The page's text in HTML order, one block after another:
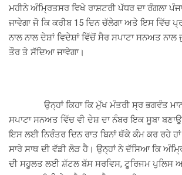
ਮਹੀਨੇ ਅੰਮ੍ਰਿਤਸਰ ਵਿਖੇ ਰਾਸ਼ਟਰੀ ਪੱਧਰ ਦਾ ਰੰਗਲਾ
ਜਾਵੇਗਾ ਜੋ ਕਿ ਕਰੀਬ 15 ਦਿਨ ਚੱਲੇਗਾ ਅਤੇ ਇਸ ਵਿੱਚ
ਨਾਲ ਨਾਲ ਦੇਸ਼ਾਂ ਵਿਦੇਸ਼ਾਂ ਵਿੱਚੋਂ ਸੈਰ ਸਪਾਟਾ ਸਨਅਤ
ਤੌਰ ਤੇ ਸੱਦਿਆ ਜਾਵੇਗਾ।
ਉਨ੍ਹਾਂ ਕਿਹਾ ਕਿ ਮੁੱਖ ਮੰਤਰੀ ਸ੍ਰ ਭਗਵੰਤ ਮਾਨ
ਸਪਾਟਾ ਸਨਅਤ ਵਿੱਚ ਵੀ ਦੇਸ਼ ਦਾ ਨੰਬਰ ਇਕ ਸੂਬਾ
ਇਸ ਲਈ ਨਿਰੰਤਰ ਦਿਨ ਰਾਤ ਬਿਨਾਂ ਥੱਕੇ ਕੰਮ ਕਰ ਰਹੇ
ਸਾਰੇ ਸਾਥ ਦੀ ਵੱਡੀ ਲੋੜ ਹੈ। ਉਨ੍ਹਾਂ ਨੇ ਦੱਸਿਆ ਕਿ
ਦੀ ਸਹੂਲਤ ਲਈ ਸ਼ੱਟਲ ਬੱਸ ਸਰਵਿਸ, ਟੂਰਿਜਮ ਪੁਲਿਸ